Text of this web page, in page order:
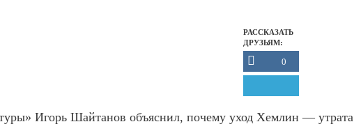
РАССКАЗАТЬ
ДРУЗЬЯМ:
0
Игорь Шайтанов объяснил, почему уход Хемлин — утрата